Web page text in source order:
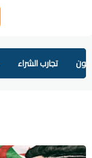
تجارب الشراء